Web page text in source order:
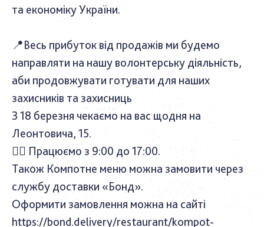
та економіку України.
📍Весь прибуток від продажів ми будемо
направляти на нашу волонтерську діяльність,
аби продовжувати готувати для наших
захисників та захисниць
З 18 березня чекаємо на вас щодня на
Леонтовича, 15.
👉🏼 Працюємо з 9:00 до 17:00.
Також Компотне меню можна замовити через
службу доставки «Бонд».
Оформити замовлення можна на сайті
https://bond.delivery/restaurant/kompot-